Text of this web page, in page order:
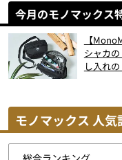
今月のモノマックス
【
シャカ
し入れ
モノマックス 人